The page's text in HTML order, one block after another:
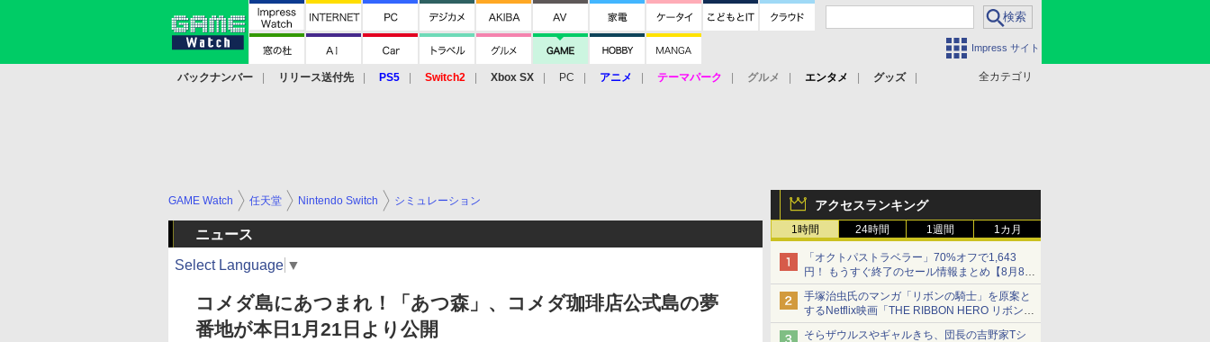
Impress サイト
全カテゴリ
バックナンバー リリース送付先 PS5 Switch2 Xbox SX PC アニメ テーマパーク グルメ エンタメ
グッズ
アクセスランキング
1時間 24時間 1週間 1カ月
「オクトパストラベラー」70%オフで1,643
円！ もうすぐ終了のセール情報まとめ【8月8日
更新】
ニンテンドーeショップでは「大神 絶景版」が
67%オフで990円
手塚治虫氏のマンガ「リボンの騎士」を原案と
するNetflix映画「THE RIBBON HERO リボンヒ
ーロー」本日配信開始
そらザウルスやギャルきち、団長の吉野家Tシ
GAME Watch 任天堂 Nintendo Switch シミュレーション
ニュース
Select Language ▼
コメダ島にあつまれ！「あつ森」、コメダ珈琲店公式島の夢
番地が本日1月21日より公開